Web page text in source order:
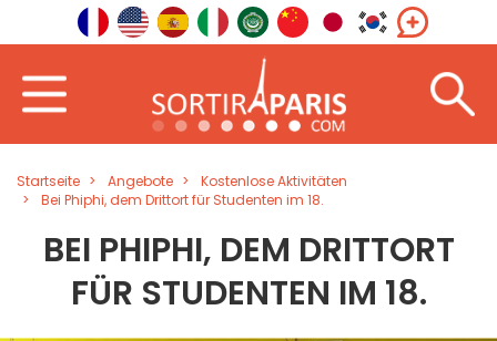
Startseite Angebote
Kostenlose Aktivitäten
Bei Phiphi, dem Drittort für Studenten im 18.
BEI PHIPHI, DEM DRITTORT
FÜR STUDENTEN IM 18.